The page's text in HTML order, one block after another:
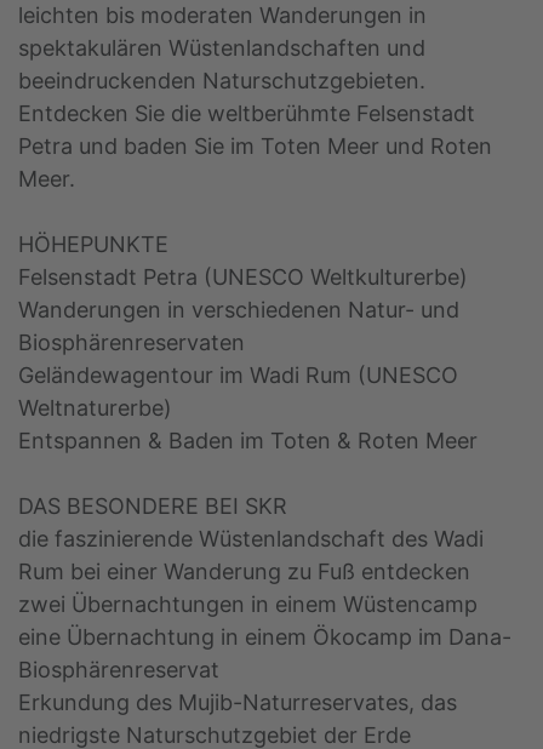
leichten bis moderaten Wanderungen in
spektakulären Wüstenlandschaften und
beeindruckenden Naturschutzgebieten.
Entdecken Sie die weltberühmte Felsenstadt
Petra und baden Sie im Toten Meer und Roten
Meer.
HÖHEPUNKTE
Felsenstadt Petra (UNESCO Weltkulturerbe)
Wanderungen in verschiedenen Natur- und
Biosphärenreservaten
Geländewagentour im Wadi Rum (UNESCO
Weltnaturerbe)
Entspannen & Baden im Toten & Roten Meer
DAS BESONDERE BEI SKR
die faszinierende Wüstenlandschaft des Wadi
Rum bei einer Wanderung zu Fuß entdecken
zwei Übernachtungen in einem Wüstencamp
eine Übernachtung in einem Ökocamp im Dana-
Biosphärenreservat
Erkundung des Mujib-Naturreservates, das
niedrigste Naturschutzgebiet der Erde